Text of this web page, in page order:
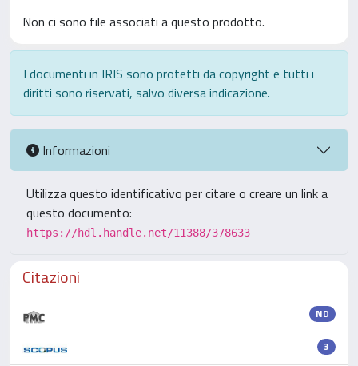
Non ci sono file associati a questo prodotto.
I documenti in IRIS sono protetti da copyright e tutti i
diritti sono riservati, salvo diversa indicazione.
Informazioni
Utilizza questo identificativo per citare o creare un link a
questo documento:
https://hdl.handle.net/11388/378633
Citazioni
ND
3